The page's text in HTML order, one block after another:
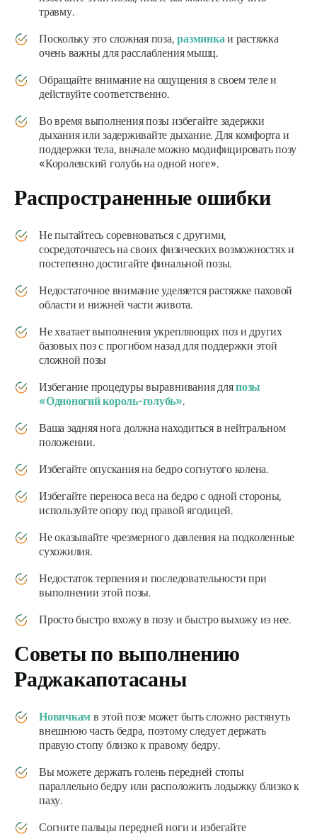
травму.
Поскольку это сложная поза,разминкаи растяжка
очень важны для расслабления мышц.
Обращайте внимание на ощущения в своем теле и
действуйте соответственно.
Во время выполнения позы избегайте задержки
дыхания или задерживайте дыхание. Для комфорта и
поддержки тела, вначале можно модифицировать позу
«Королевский голубь на одной ноге».
Распространенные ошибки
Не пытайтесь соревноваться с другими,
сосредоточьтесь на своих физических возможностях и
постепенно достигайте финальной позы.
Недостаточное внимание уделяется растяжке паховой
области и нижней части живота.
Не хватает выполнения укрепляющих поз и других
базовых поз с прогибом назад для поддержки этой
сложной позы
Избегание процедуры выравнивания дляпозы
«Одноногий король-голубь».
Ваша задняя нога должна находиться в нейтральном
положении.
Избегайте опускания на бедро согнутого колена.
Избегайте переноса веса на бедро с одной стороны,
используйте опору под правой ягодицей.
Не оказывайте чрезмерного давления на подколенные
сухожилия.
Недостаток терпения и последовательности при
выполнении этой позы.
Просто быстро вхожу в позу и быстро выхожу из нее.
Советы по выполнению
Раджакапотасаны
Новичкам в этой позе может быть сложно растянуть
внешнюю часть бедра, поэтому следует держать
правую стопу близко к правому бедру.
Вы можете держать голень передней стопы
параллельно бедру или расположить лодыжку близко к
паху.
Согните пальцы передней ноги и избегайте